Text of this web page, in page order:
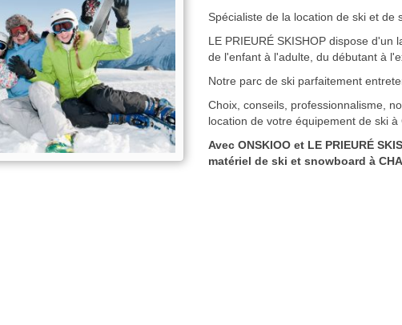
Spécialiste de la location de ski et de
LE PRIEURÉ SKISHOP dispose d'un
de l'enfant à l'adulte, du débutant à
Notre parc de ski parfaitement
Choix, conseils, professionnalisme,
location de votre équipement de ski à
Avec ONSKIOO et LE PRIEURÉ
matériel de ski et snowboard à